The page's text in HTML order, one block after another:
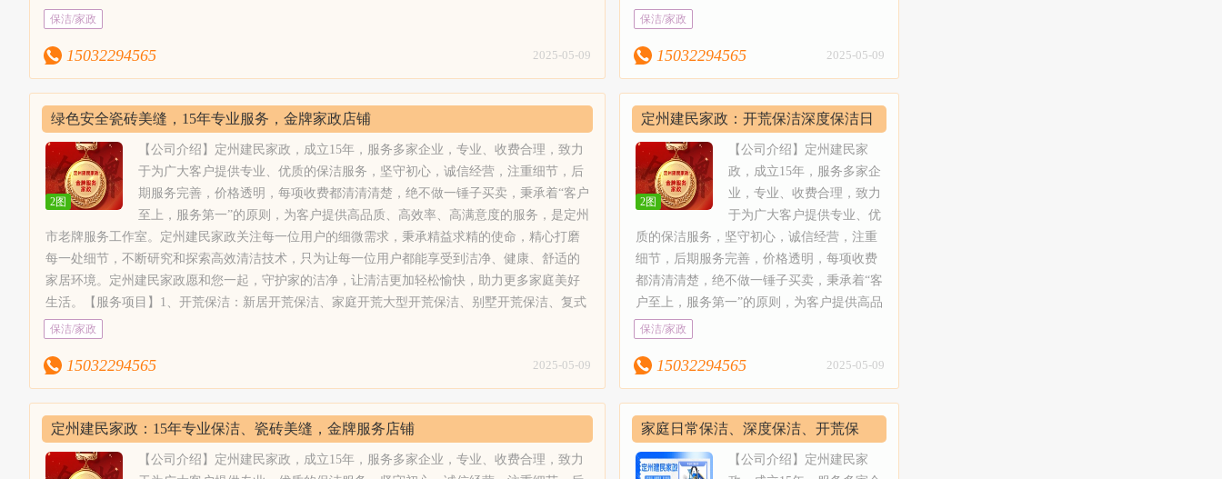
楼地毯、家用块毯，纯毛块毯、纤维块毯，
混纺地毯清洗。8、沙发清洗；皮革工艺清
装纱窗；10、家具家电清洗：抽油烟机清
洗、布艺沙发清洗、吊顶灯清洗、水晶灯清
洗、地毯清洗等。【服务流程】1、接收到
预约，售前客服联系确定好时间；2、定州
建民家政专业的服务人员上门提供专业的服
务；3、检查好服务区域及范围干净、无灰
尘，物品整理归位；4、客户亲自验收，满
意后确认。【服务保障】1、员工为固定员
工。2、员工都经过专业培训，并且还会不
定期的组织培训和学习，以提高定州建民家
政员工的服务技能和服务水平。3、我们员
工自己携带保洁工具和清洁剂，尽量不麻烦
客户。定州建民家政所有清洁剂为绿色，环
保，中性的清洁剂对你的家居倍加呵护。
务收费】定州建民家政需要根据具体面积、
清理难度等进行收费。
习，以提高定州建民家政员工的服务技能和服务水平。3、我们员工自己携带保洁工具和清洁剂，
尽量不麻烦客户。定州建民家政所有清洁剂为绿色，环保，中性的清洁剂对你的家居倍加呵护。
4、明码标价，满意付款，不收小费。【服务收费】定州建民家政需要根据具体面积、清理难度等
进行收费。
和各种类型的清洁剂，经验丰富的现场调
度、指挥者，技能熟练的保洁员；3、家庭
精细保洁：二手房保洁、出租房保洁、空房
清洗保洁、闲置房保洁、新居居室保洁；
4、物业保洁：专业保洁人员，制定物业保
洁标准，配合实施物业保洁管理制度，让小
区业主生活的更安心；5、玻璃清洗：采用
双擦技术，做到玻璃表面无水痕、无手印、
无污渍、光亮洁净。6、专业美缝：瓷砖美
缝剂施工、真瓷胶施工、瓷砖美缝、瓷砖黑
缝处理、瓷砖美容、地砖美缝等，定州建民
家政选取正规卓高美缝剂，绿色环保无污
染，可扫描瓶身查验真伪；7、地毯清洗：
山庄地毯清洗，沙发清洗、皮沙发清洗保
楼地毯、家用块毯，纯毛块毯、纤维块毯，
混纺地毯清洗。8、沙发清洗；皮革工艺清
装纱窗；10、家具家电清洗：抽油烟机清
洗、布艺沙发清洗、吊顶灯清洗、水晶灯清
洗、地毯清洗等。【服务流程】1、接收到
预约，售前客服联系确定好时间；2、定州
楼开荒保洁、空房开荒，山庄，别墅，四合院，宾馆，家庭开荒保洁、医院保洁、学校保洁、公
洁剂，经验丰富的现场调度、指挥者，技能熟练的保洁员；3、家庭精细保洁：二手房保洁、出租
房保洁、空房清洗保洁、闲置房保洁、新居居室保洁；4、物业保洁：专业保洁人员，制定物业保
做到玻璃表面无水痕、无手印、无污渍、光亮洁净。6、专业美缝：瓷砖美缝剂施工、真瓷胶施
工、瓷砖美缝、瓷砖黑缝处理、瓷砖美容、地砖美缝等，定州建民家政选取正规卓高美缝剂，绿
色环保无污染，可扫描瓶身查验真伪；7、地毯清洗：山庄地毯清洗，沙发清洗、皮沙发清洗保
养、清洗消毒，家庭块毯、酒店地毯，商务楼地毯、家用块毯，纯毛块毯、纤维块毯，混纺地毯
清洗。8、沙发清洗；皮革工艺清洗、真皮工艺清洗。9、纱窗安装：专业安装纱窗；10、家具家
电清洗：抽油烟机清洗、布艺沙发清洗、吊顶灯清洗、水晶灯清洗、地毯清洗等。【服务流程】
1、接收到预约，售前客服联系确定好时间；2、定州建民家政专业的服务人员上门提供专业的服
务；3、检查好服务区域及范围干净、无灰尘，物品整理归位；4、客户亲自验收，满意后确认。
【服务保障】1、员工为固定员工。2、员工都经过专业培训，并且还会不定期的组织培训和学
习，以提高定州建民家政员工的服务技能和服务水平。3、我们员工自己携带保洁工具和清洁剂，
尽量不麻烦客户。定州建民家政所有清洁剂为绿色，环保，中性的清洁剂对你的家居倍加呵护。
4、明码标价，满意付款，不收小费。【服务收费】定州建民家政需要根据具体面积、清理难度等
进行收费。
保洁/家政
15032294565 2025-05-09
质、高效率、高满意度的服务，是定州市老
户的细微需求，秉承精益求精的使命，精心
打磨每一处细节，不断研究和探索高效清洁
健康、舒适的家居环境。定州建民家政愿和
您一起，守护家的洁净，让清洁更加轻松愉
快，助力更多家庭美好生活。【服务项目】
1、开荒保洁：新居开荒保洁、家庭开荒大
型开荒保洁、别墅开荒保洁、复式楼开荒保
洁、空房开荒，山庄，别墅，四合院，宾
馆，家庭开荒保洁、医院保洁、学校保洁、
公司保洁、仓库保洁等；2、别墅开荒保
洁：定州建民家政配合专业保洁工具、设备
和各种类型的清洁剂，经验丰富的现场调
度、指挥者，技能熟练的保洁员；3、家庭
精细保洁：二手房保洁、出租房保洁、空房
清洗保洁、闲置房保洁、新居居室保洁；
4、物业保洁：专业保洁人员，制定物业保
洁标准，配合实施物业保洁管理制度，让小
区业主生活的更安心；5、玻璃清洗：采用
双擦技术，做到玻璃表面无水痕、无手印、
保洁/家政
15032294565 2025-05-09
绿色安全瓷砖美缝，15年专业服务，金牌家政店铺
2图
【公司介绍】定州建民家政，成立15年，服务多家企业，专业、收费合理，致力
于为广大客户提供专业、优质的保洁服务，坚守初心，诚信经营，注重细节，后
期服务完善，价格透明，每项收费都清清清楚，绝不做一锤子买卖，秉承着“客户
至上，服务第一”的原则，为客户提供高品质、高效率、高满意度的服务，是定州
市老牌服务工作室。定州建民家政关注每一位用户的细微需求，秉承精益求精的使命，精心打磨
每一处细节，不断研究和探索高效清洁技术，只为让每一位用户都能享受到洁净、健康、舒适的
家居环境。定州建民家政愿和您一起，守护家的洁净，让清洁更加轻松愉快，助力更多家庭美好
生活。【服务项目】1、开荒保洁：新居开荒保洁、家庭开荒大型开荒保洁、别墅开荒保洁、复式
楼开荒保洁、空房开荒，山庄，别墅，四合院，宾馆，家庭开荒保洁、医院保洁、学校保洁、公
洁剂，经验丰富的现场调度、指挥者，技能熟练的保洁员；3、家庭精细保洁：二手房保洁、出租
房保洁、空房清洗保洁、闲置房保洁、新居居室保洁；4、物业保洁：专业保洁人员，制定物业保
做到玻璃表面无水痕、无手印、无污渍、光亮洁净。6、专业美缝：瓷砖美缝剂施工、真瓷胶施
工、瓷砖美缝、瓷砖黑缝处理、瓷砖美容、地砖美缝等，定州建民家政选取正规卓高美缝剂，绿
保洁/家政
15032294565 2025-05-09
定州建民家政：开荒保洁深度保洁日
常保洁、瓷砖美缝
2图
【公司介绍】定州建民家
政，成立15年，服务多家企
业，专业、收费合理，致力
于为广大客户提供专业、优
质的保洁服务，坚守初心，诚信经营，注重
细节，后期服务完善，价格透明，每项收费
都清清清楚，绝不做一锤子买卖，秉承着“客
户至上，服务第一”的原则，为客户提供高品
质、高效率、高满意度的服务，是定州市老
户的细微需求，秉承精益求精的使命，精心
打磨每一处细节，不断研究和探索高效清洁
健康、舒适的家居环境。定州建民家政愿和
您一起，守护家的洁净，让清洁更加轻松愉
保洁/家政
15032294565 2025-05-09
定州建民家政：15年专业保洁、瓷砖美缝，金牌服务店铺
【公司介绍】定州建民家政，成立15年，服务多家企业，专业、收费合理，致力
家庭日常保洁、深度保洁、开荒保
洁，老牌工作室【公司介绍】定州建民家